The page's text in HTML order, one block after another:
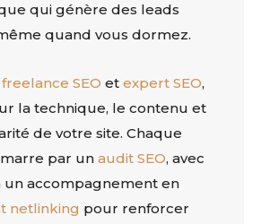
qui génère des leads
quand vous dormez.
freelance SEO et expert SEO,
la technique, le contenu et
de votre site. Chaque
par un audit SEO, avec
un accompagnement en
netlinking pour renforcer